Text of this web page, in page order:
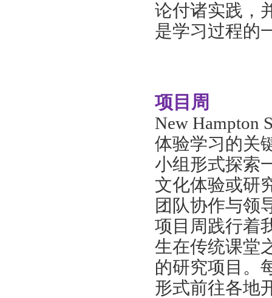
论付诸实践，
是学习过程的
项目周
New Hampton
体验学习的关
小组形式探索
文化体验或研
团队协作与领
项目周践行着
生在传统课堂
的研究项目。
形式前往各地